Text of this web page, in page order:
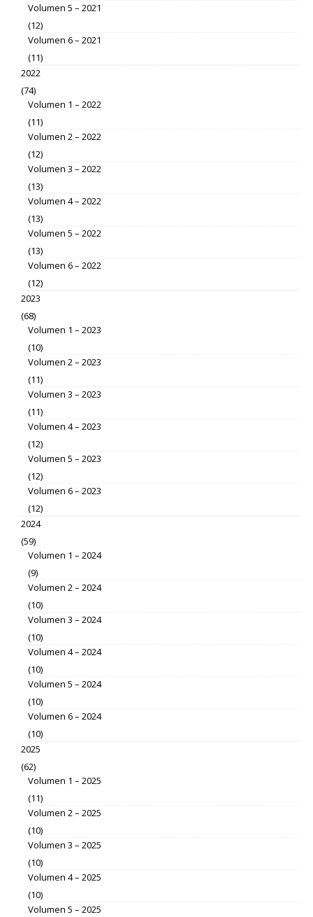
Volumen 5 – 2021
(12)
Volumen 6 – 2021
(11)
2022
(74)
Volumen 1 – 2022
(11)
Volumen 2 – 2022
(12)
Volumen 3 – 2022
(13)
Volumen 4 – 2022
(13)
Volumen 5 – 2022
(13)
Volumen 6 – 2022
(12)
2023
(68)
Volumen 1 – 2023
(10)
Volumen 2 – 2023
(11)
Volumen 3 – 2023
(11)
Volumen 4 – 2023
(12)
Volumen 5 – 2023
(12)
Volumen 6 – 2023
(12)
2024
(59)
Volumen 1 – 2024
(9)
Volumen 2 – 2024
(10)
Volumen 3 – 2024
(10)
Volumen 4 – 2024
(10)
Volumen 5 – 2024
(10)
Volumen 6 – 2024
(10)
2025
(62)
Volumen 1 – 2025
(11)
Volumen 2 – 2025
(10)
Volumen 3 – 2025
(10)
Volumen 4 – 2025
(10)
Volumen 5 – 2025